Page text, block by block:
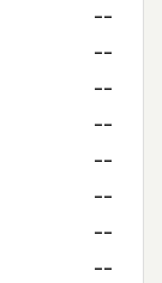
--
--
--
--
--
--
--
--